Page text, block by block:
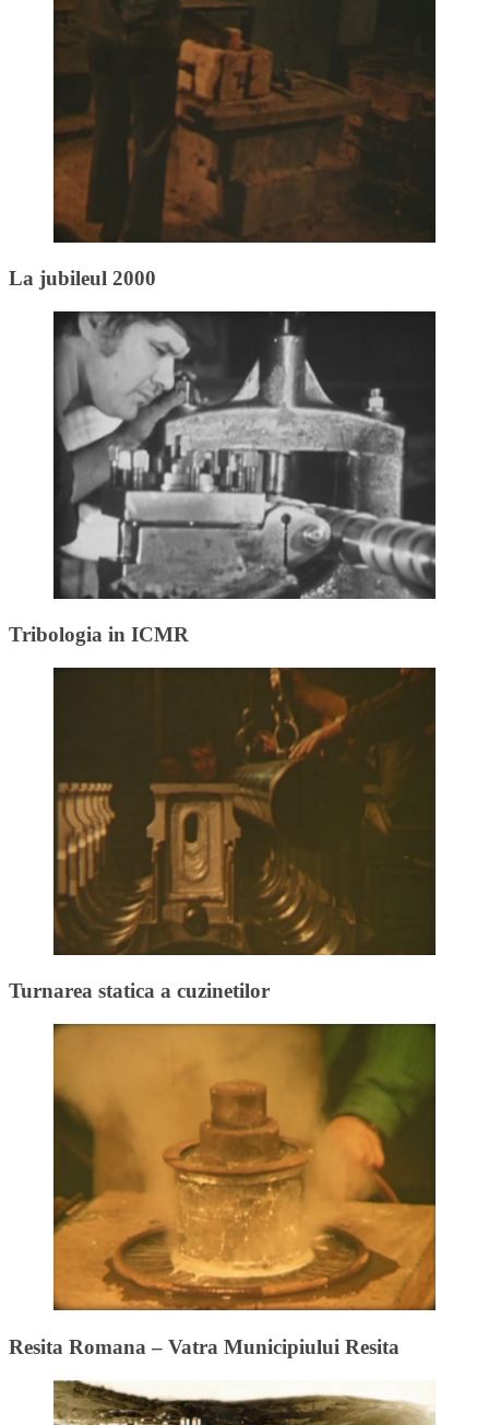
La jubileul 2000
Tribologia in ICMR
Turnarea statica a cuzinetilor
Resita Romana – Vatra Municipiului Resita